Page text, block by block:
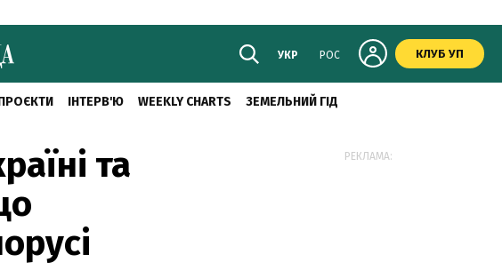
УКР РОС КЛУБ УП
ІНТЕРВ'Ю WEEKLY CHARTS ЗЕМЕЛЬНИЙ ГІД
та
РЕКЛАМА: